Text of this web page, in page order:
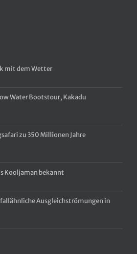
mit dem Wetter
Water Bootstour, Kakadu
zu 350 Millionen Jahre
Kooljaman bekannt
Ausgleichströmungen in